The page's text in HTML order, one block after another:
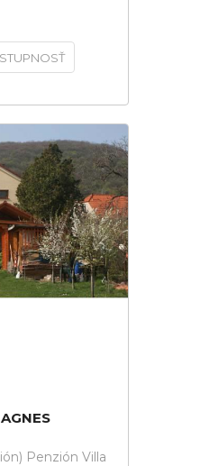
Penzión Villa